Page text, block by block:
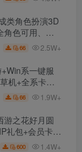
类角色扮演3D
角色可用、无
66 2.5W+
系一键服
机+全系卡池
66 1.9W+
游之花好月圆
礼包+会员卡
资料
600 1.4W+